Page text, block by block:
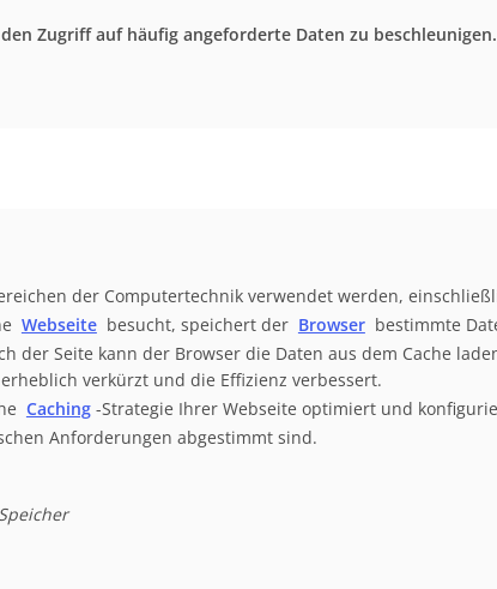
Zugriff auf häufig angeforderte Daten zu beschleunigen.
der Computertechnik verwendet werden,
Webseite besucht, speichert der Browser bestimmte
der Seite kann der Browser die Daten aus dem Cache
verkürzt und die Effizienz verbessert.
Caching -Strategie Ihrer Webseite optimiert und
Anforderungen abgestimmt sind.